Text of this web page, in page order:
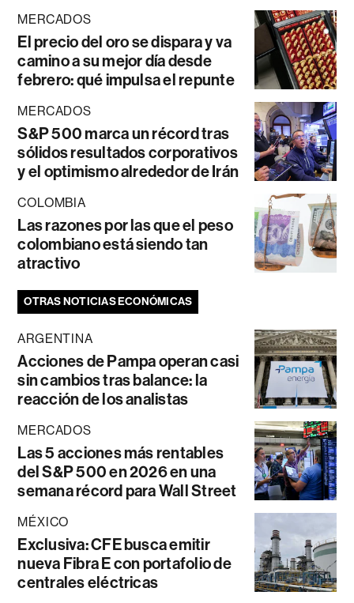
MERCADOS
El precio del oro se dispara y va
camino a su mejor día desde
febrero: qué impulsa el repunte
MERCADOS
S&P 500 marca un récord tras
sólidos resultados corporativos
y el optimismo alrededor de Irán
COLOMBIA
Las razones por las que el peso
colombiano está siendo tan
atractivo
OTRAS NOTICIAS ECONÓMICAS
ARGENTINA
Acciones de Pampa operan casi
sin cambios tras balance: la
reacción de los analistas
MERCADOS
Las 5 acciones más rentables
del S&P 500 en 2026 en una
semana récord para Wall Street
MÉXICO
Exclusiva: CFE busca emitir
nueva Fibra E con portafolio de
centrales eléctricas